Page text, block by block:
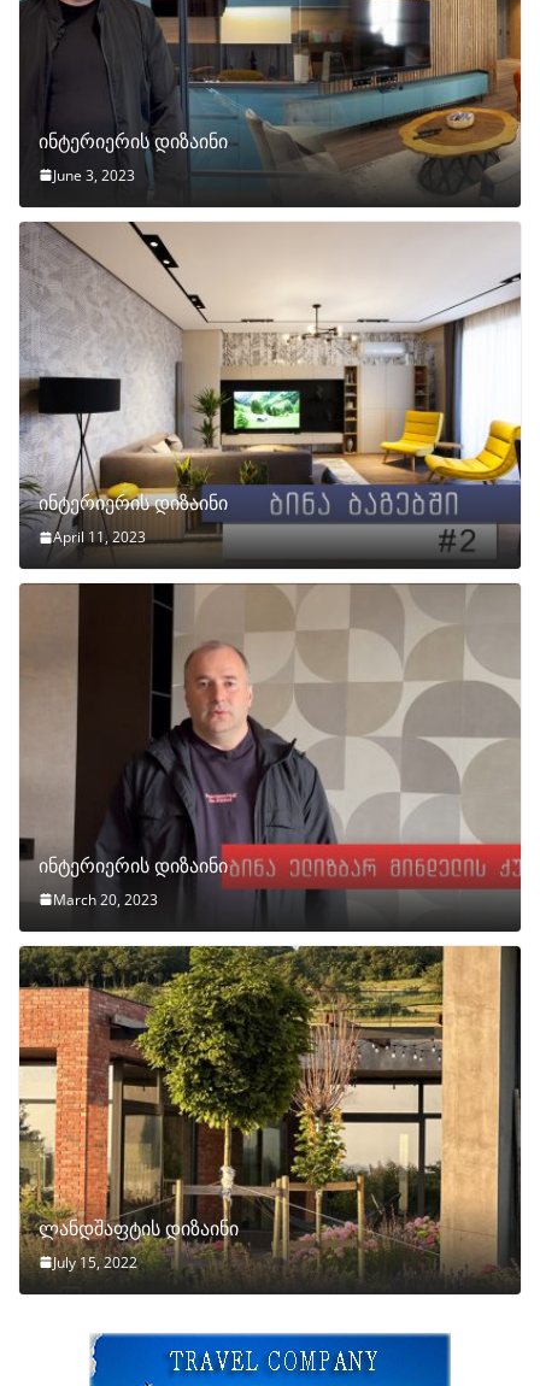
ინტერიერის დიზაინი
June 3, 2023
ინტერიერის დიზაინი
April 11, 2023
ინტერიერის დიზაინი
March 20, 2023
ლანდშაფტის დიზაინი
July 15, 2022